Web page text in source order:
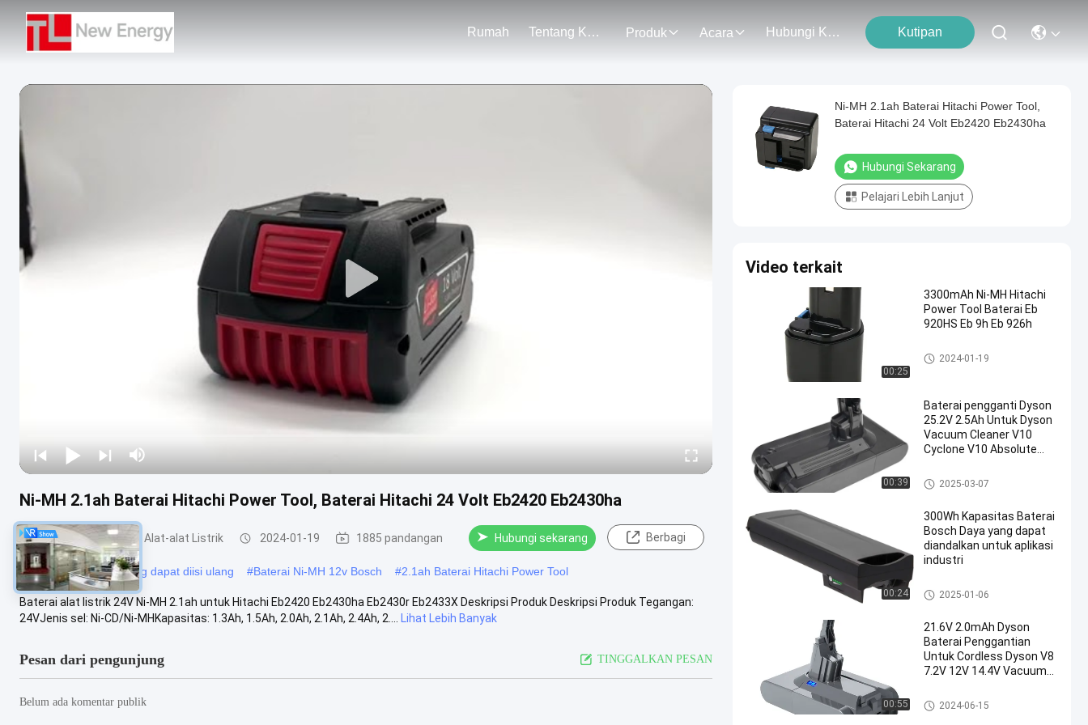
Rumah Tentang Kami Produk Acara Hubungi Kami Kutipan
Ni-MH 2.1ah Baterai Hitachi Power Tool, Baterai Hitachi 24 Volt Eb2420 Eb2430ha
Baterai Litium Untuk Alat-alat Listrik 2024-01-19 1885 pandangan Hubungi sekarang Berbagi
#Baterai Bosch 12v yang dapat diisi ulang #Baterai Ni-MH 12v Bosch #2.1ah Baterai Hitachi Power Tool
Baterai alat listrik 24V Ni-MH 2.1ah untuk Hitachi Eb2420 Eb2430ha Eb2430r Eb2433X Deskripsi Produk Deskripsi Produk Tegangan:
24VJenis sel: Ni-CD/Ni-MHKapasitas: 1.3Ah, 1.5Ah, 2.0Ah, 2.1Ah, 2.4Ah, 2....
Lihat Lebih Banyak
Pesan dari pengunjung TINGGALKAN PESAN
Belum ada komentar publik
Ni-MH 2.1ah Baterai Hitachi Power Tool,
Baterai Hitachi 24 Volt Eb2420 Eb2430ha
Hubungi Sekarang
Pelajari Lebih Lanjut
Video terkait
00:25
3300mAh Ni-MH Hitachi
Power Tool Baterai Eb
920HS Eb 9h Eb 926h
Baterai Hitachi Power Tool
2024-01-19
00:39
Baterai pengganti Dyson
25.2V 2.5Ah Untuk Dyson
Vacuum Cleaner V10
Cyclone V10 Absolute
Motorhead
Baterai pengganti Dyson
2025-03-07
00:24
300Wh Kapasitas Baterai
Bosch Daya yang dapat
diandalkan untuk aplikasi
industri
Baterai Bosch Powerpack 300
2025-01-06
00:55
21.6V 2.0mAh Dyson
Baterai Penggantian
Untuk Cordless Dyson V8
7.2V 12V 14.4V Vacuum
Baterai pengganti Dyson
2024-06-15